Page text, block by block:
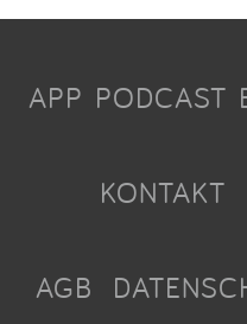
APP PODCAST
KONTAKT
AGB